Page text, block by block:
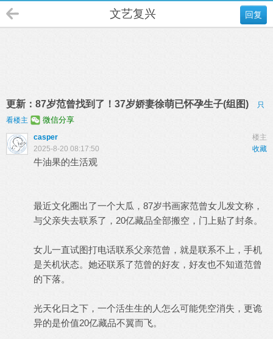
回复
文艺复兴
更新：87岁范曾找到了！37岁娇妻徐萌已怀孕生子(组图)
只
看楼主
微信分享
楼主
casper
收藏
2025-8-20 08:17:50
牛油果的生活观
最近文化圈出了一个大瓜，87岁书画家范曾女儿发文称，
与父亲失去联系了，20亿藏品全部搬空，门上贴了封条。
女儿一直试图打电话联系父亲范曾，就是联系不上，手机
是关机状态。她还联系了范曾的好友，好友也不知道范曾
的下落。
光天化日之下，一个活生生的人怎么可能凭空消失，更诡
异的是价值20亿藏品不翼而飞。